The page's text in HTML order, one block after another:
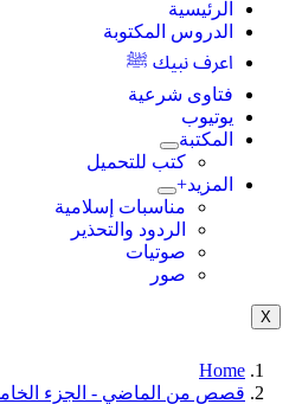
الرئيسية
الدروس المكتوبة
اعرف نبيك ﷺ
فتاوى شرعية
يوتيوب
المكتبة
كتب للتحميل
المزيد+
مناسبات إسلامية
الردود والتحذير
صوتيات
صور
X
Home
قصص من الماضي - الجزء